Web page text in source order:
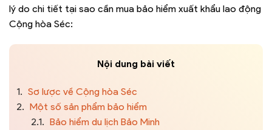
lý do chi tiết tại sao cần mua bảo hiểm xuất khẩu lao động
Cộng hòa Séc:
Nội dung bài viết
1. Sơ lược về Cộng hòa Séc
2. Một số sản phẩm bảo hiểm
2.1. Bảo hiểm du lịch Bảo Minh